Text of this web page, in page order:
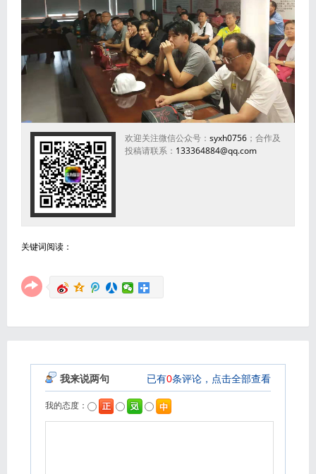
欢迎关注微信公众号： syxh0756；合作及
投稿请联系： 133364884@qq.com
关键词阅读：